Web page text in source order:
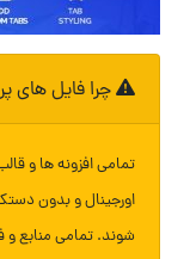
چرا فایل های
تمامی افزونه ها و
اورجینال و بدون
شوند. تمامی منابع و